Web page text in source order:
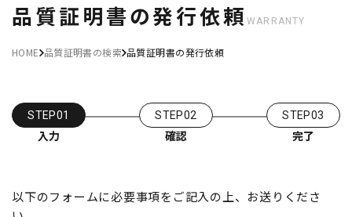
品質証明書の発行依頼 WARRANTY
HOME 品質証明書の検索 品質証明書の発行依頼
STEP01
入力
STEP02
確認
STEP03
完了
以下のフォームに必要事項をご記入の上、お送りくださ